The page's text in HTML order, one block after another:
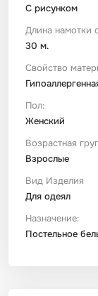
С рисунком
Длина намотки
30 м.
Свойство
Пол:
Женский
Возрастная
Взрослые
Вид Изделия
Для одеял
Назначение:
Постельное